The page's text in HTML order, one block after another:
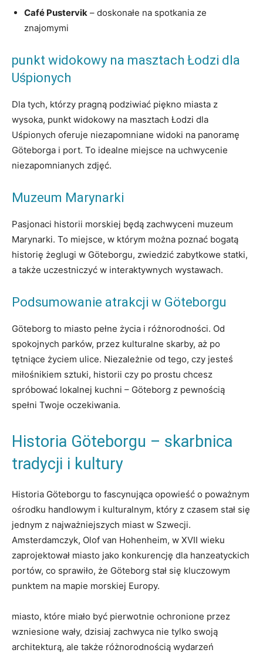
Café Pustervik – doskonałe na spotkania ze
znajomymi
punkt widokowy na masztach Łodzi dla
Uśpionych
Dla tych, którzy pragną podziwiać piękno miasta z
wysoka, punkt widokowy na masztach Łodzi dla
Uśpionych oferuje niezapomniane widoki na panoramę
Göteborga i port. To idealne miejsce na uchwycenie
niezapomnianych zdjęć.
Muzeum Marynarki
Pasjonaci historii morskiej będą zachwyceni muzeum
Marynarki. To miejsce, w którym można poznać bogatą
historię żeglugi w Göteborgu, zwiedzić zabytkowe statki,
a także uczestniczyć w interaktywnych wystawach.
Podsumowanie atrakcji w Göteborgu
Göteborg to miasto pełne życia i różnorodności. Od
spokojnych parków, przez kulturalne skarby, aż po
tętniące życiem ulice. Niezależnie od tego, czy jesteś
miłośnikiem sztuki, historii czy po prostu chcesz
spróbować lokalnej kuchni – Göteborg z pewnością
spełni Twoje oczekiwania.
Historia Göteborgu – skarbnica
tradycji i kultury
Historia Göteborgu to fascynująca opowieść o poważnym
ośrodku handlowym i kulturalnym, który z czasem stał się
jednym z najważniejszych miast w Szwecji.
Amsterdamczyk, Olof van Hohenheim, w XVII wieku
zaprojektował miasto jako konkurencję dla hanzeatyckich
portów, co sprawiło, że Göteborg stał się kluczowym
punktem na mapie morskiej Europy.
miasto, które miało być pierwotnie ochronione przez
wzniesione wały, dzisiaj zachwyca nie tylko swoją
architekturą, ale także różnorodnością wydarzeń